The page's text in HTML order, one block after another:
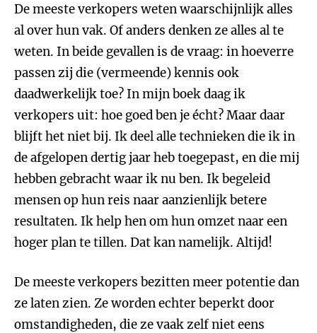
De meeste verkopers weten waarschijnlijk alles
al over hun vak. Of anders denken ze alles al te
weten. In beide gevallen is de vraag: in hoeverre
passen zij die (vermeende) kennis ook
daadwerkelijk toe? In mijn boek daag ik
verkopers uit: hoe goed ben je écht? Maar daar
blijft het niet bij. Ik deel alle technieken die ik in
de afgelopen dertig jaar heb toegepast, en die mij
hebben gebracht waar ik nu ben. Ik begeleid
mensen op hun reis naar aanzienlijk betere
resultaten. Ik help hen om hun omzet naar een
hoger plan te tillen. Dat kan namelijk. Altijd!
De meeste verkopers bezitten meer potentie dan
ze laten zien. Ze worden echter beperkt door
omstandigheden, die ze vaak zelf niet eens